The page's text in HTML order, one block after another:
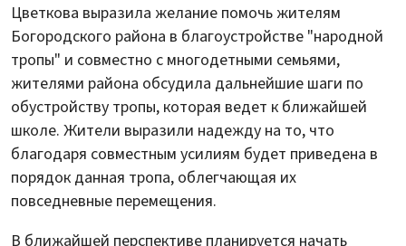
Цветкова выразила желание помочь жителям
Богородского района в благоустройстве "народной
тропы" и совместно с многодетными семьями,
жителями района обсудила дальнейшие шаги по
обустройству тропы, которая ведет к ближайшей
школе. Жители выразили надежду на то, что
благодаря совместным усилиям будет приведена в
порядок данная тропа, облегчающая их
повседневные перемещения.
В ближайшей перспективе планируется начать